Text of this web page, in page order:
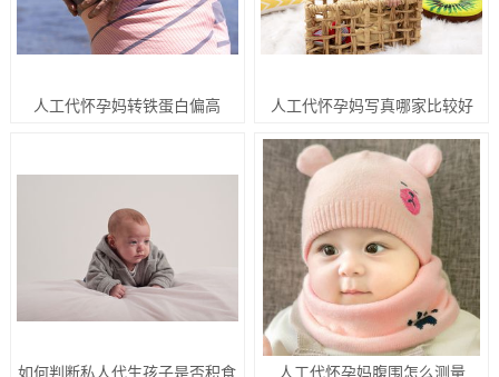
人工代怀孕妈转铁蛋白偏高 人工代怀孕妈写真哪家比较好
如何判断私人代生孩子是否积食 人工代怀孕妈腹围怎么测量